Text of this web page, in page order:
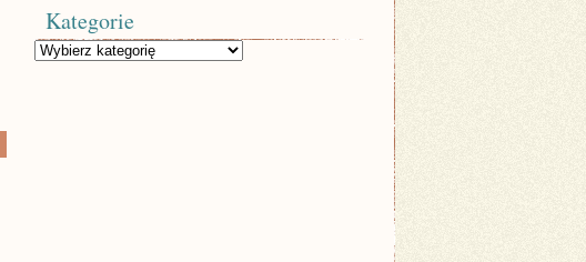
Kategorie
Kategorie